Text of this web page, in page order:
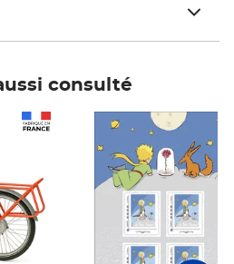
consulté
Prix 7,50€